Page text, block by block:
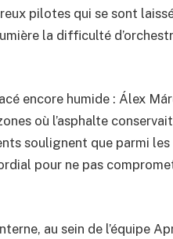
pilotes qui se sont
la difficulté
encore humide : Álex
où l’asphalte conservait
soulignent que parmi
pour ne pas
au sein de l’équipe